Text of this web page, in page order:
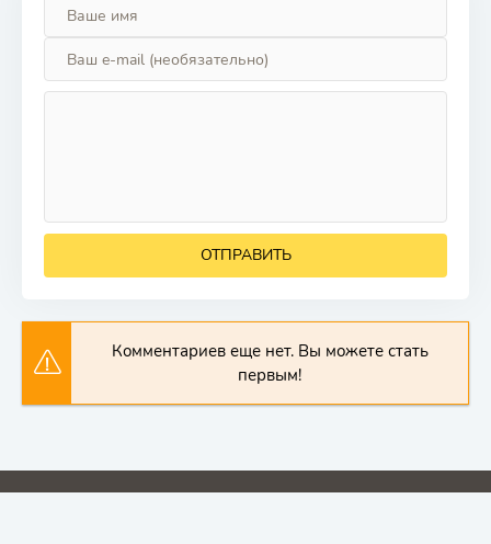
ОТПРАВИТЬ
Комментариев еще нет. Вы можете стать
первым!